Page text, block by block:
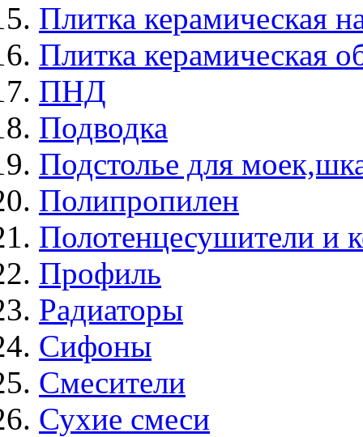
Плитка керамическая
Плитка керамическая
ПНД
Подводка
Подстолье для
Полипропилен
Полотенцесушители и
Профиль
Радиаторы
Сифоны
Смесители
Сухие смеси